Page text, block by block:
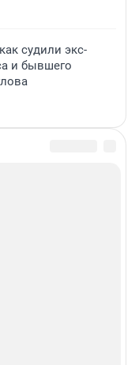
судили экс-
и бывшего